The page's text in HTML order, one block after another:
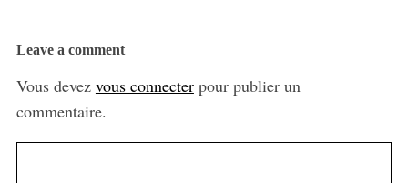
Leave a comment
Vous devez vous connecterpour publier un
commentaire.